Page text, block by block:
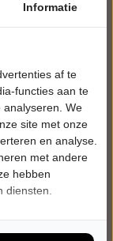
Informatie
af te
functies aan te
analyseren. We
site met onze
en analyse.
met andere
hebben
diensten.